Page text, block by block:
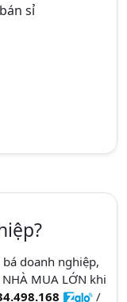
sỉ
doanh nghiệp,
MUA LỚN khi
/